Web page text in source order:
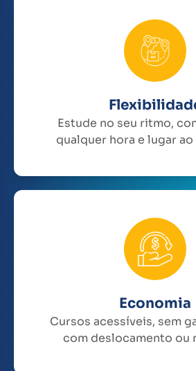
Estude no seu ritmo,
qualquer hora e lugar
Economia
Cursos acessíveis, sem
com deslocamento ou